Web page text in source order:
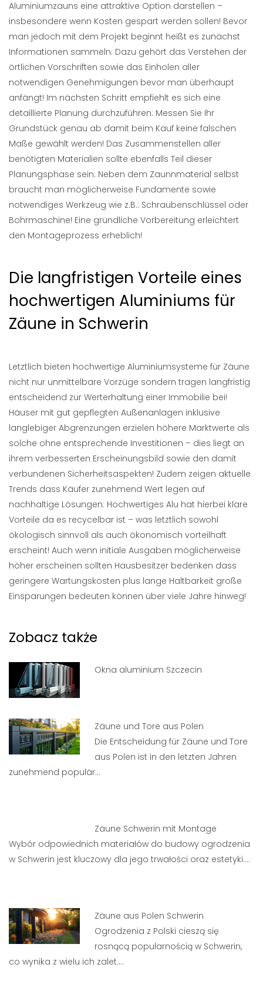
Aluminiumzauns eine attraktive Option darstellen –
insbesondere wenn Kosten gespart werden sollen! Bevor
man jedoch mit dem Projekt beginnt heißt es zunächst
Informationen sammeln: Dazu gehört das Verstehen der
örtlichen Vorschriften sowie das Einholen aller
notwendigen Genehmigungen bevor man überhaupt
anfängt! Im nächsten Schritt empfiehlt es sich eine
detaillierte Planung durchzuführen: Messen Sie Ihr
Grundstück genau ab damit beim Kauf keine falschen
Maße gewählt werden! Das Zusammenstellen aller
benötigten Materialien sollte ebenfalls Teil dieser
Planungsphase sein: Neben dem Zaunnmaterial selbst
braucht man möglicherweise Fundamente sowie
notwendiges Werkzeug wie z.B.: Schraubenschlüssel oder
Bohrmaschine! Eine gründliche Vorbereitung erleichtert
den Montageprozess erheblich!
Die langfristigen Vorteile eines
hochwertigen Aluminiums für
Zäune in Schwerin
Letztlich bieten hochwertige Aluminiumsysteme für Zäune
nicht nur unmittelbare Vorzüge sondern tragen langfristig
entscheidend zur Werterhaltung einer Immobilie bei!
Häuser mit gut gepflegten Außenanlagen inklusive
langlebiger Abgrenzungen erzielen höhere Marktwerte als
solche ohne entsprechende Investitionen – dies liegt an
ihrem verbesserten Erscheinungsbild sowie den damit
verbundenen Sicherheitsaspekten! Zudem zeigen aktuelle
Trends dass Käufer zunehmend Wert legen auf
nachhaltige Lösungen: Hochwertiges Alu hat hierbei klare
Vorteile da es recycelbar ist – was letztlich sowohl
ökologisch sinnvoll als auch ökonomisch vorteilhaft
erscheint! Auch wenn initiale Ausgaben möglicherweise
höher erscheinen sollten Hausbesitzer bedenken dass
geringere Wartungskosten plus lange Haltbarkeit große
Einsparungen bedeuten können über viele Jahre hinweg!
Zobacz także
Okna aluminium Szczecin
Zäune und Tore aus Polen
Die Entscheidung für Zäune und Tore
aus Polen ist in den letzten Jahren
zunehmend populär…
Zäune Schwerin mit Montage
Wybór odpowiednich materiałów do budowy ogrodzenia
w Schwerin jest kluczowy dla jego trwałości oraz estetyki.…
Zäune aus Polen Schwerin
Ogrodzenia z Polski cieszą się
rosnącą popularnością w Schwerin,
co wynika z wielu ich zalet.…